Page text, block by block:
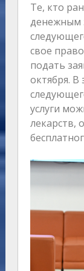
Те, кто
денежным
свое
подать
октября. В
услуги
лекарств,